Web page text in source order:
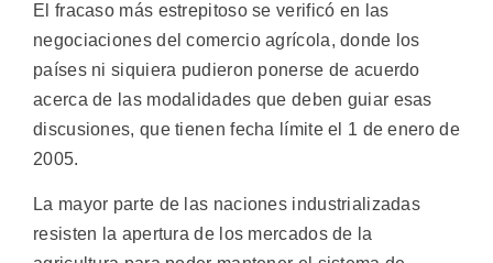
El fracaso más estrepitoso se verificó en las
negociaciones del comercio agrícola, donde los
países ni siquiera pudieron ponerse de acuerdo
acerca de las modalidades que deben guiar esas
discusiones, que tienen fecha límite el 1 de enero de
2005.
La mayor parte de las naciones industrializadas
resisten la apertura de los mercados de la